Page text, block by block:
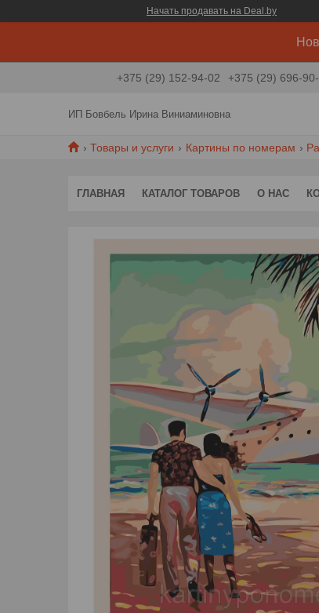
Начать продавать на Deal.by
+375 (29) 152-94-02 +375 (29) 696-
ИП Бовбель Ирина Виниаминовна
Товары и услуги Картины по номерам
ГЛАВНАЯ КАТАЛОГ ТОВАРОВ О НАС